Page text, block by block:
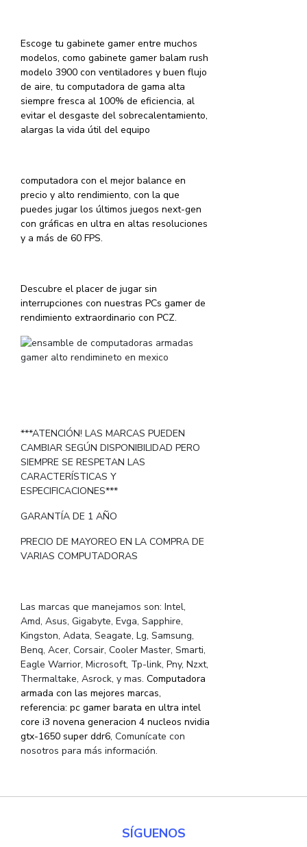
Escoge tu gabinete gamer entre muchos
modelos, como gabinete gamer balam rush
modelo 3900 con ventiladores y buen flujo
de aire, tu computadora de gama alta
siempre fresca al 100% de eficiencia, al
evitar el desgaste del sobrecalentamiento,
alargas la vida útil del equipo
computadora con el mejor balance en
precio y alto rendimiento, con la que
puedes jugar los últimos juegos next-gen
con gráficas en ultra en altas resoluciones
y a más de 60 FPS.
Descubre el placer de jugar sin
interrupciones con nuestras PCs gamer de
rendimiento extraordinario con PCZ.
***ATENCIÓN! LAS MARCAS PUEDEN
CAMBIAR SEGÚN DISPONIBILIDAD PERO
SIEMPRE SE RESPETAN LAS
CARACTERÍSTICAS Y
ESPECIFICACIONES***
GARANTÍA DE 1 AÑO
PRECIO DE MAYOREO EN LA COMPRA DE
VARIAS COMPUTADORAS
Las marcas que manejamos son: Intel,
Amd, Asus, Gigabyte, Evga, Sapphire,
Kingston, Adata, Seagate, Lg, Samsung,
Benq, Acer, Corsair, Cooler Master, Smarti,
Eagle Warrior, Microsoft, Tp-link, Pny, Nzxt,
Thermaltake, Asrock, y mas. Computadora
armada con las mejores marcas,
referencia: pc gamer barata en ultra intel
core i3 novena generacion 4 nucleos nvidia
gtx-1650 super ddr6, Comunícate con
nosotros para más información.
SÍGUENOS